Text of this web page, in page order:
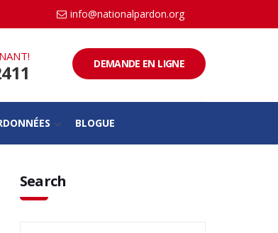
info@nationalpardon.org
DEMANDE EN LIGNE
BLOGUE
Search